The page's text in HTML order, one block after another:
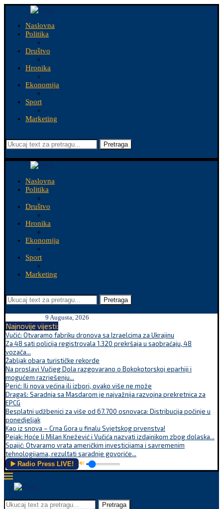
Naslovna
Politika
Društvo
Hronika
Ekonomija
Sport
Marketing
Pretraga
Naslovna
Politika
Društvo
Hronika
Ekonomija
Sport
Marketing
Pretraga
9 Augusta, 2026
Najnovije vijesti:
Vučić: Otvaramo fabriku dronova sa Izraelcima za Ukrajinu
Za 48 sati policija registrovala 1.320 prekršaja u saobraćaju, 48
vozača...
Žabljak obara turističke rekorde
Na proslavi Vučjeg Dola razgovarano o Bokokotorskoj eparhiji i
mogućem razrješenju...
Perić: Ili nova većina ili izbori, ovako više ne može
Dragaš: Saradnja sa Masdarom je najvažnija razvojna prekretnica za
EPCG
Besplatni udžbenici za više od 67.700 osnovaca: Distribucija počinje u
ponedjeljak
Kao iz snova – Crna Gora u finalu Svjetskog prvenstva!
Pejak: Hoće li Milan Knežević i Vučića nazvati izdajnikom zbog dolaska...
Spajić: Otvaramo vrata američkim investicijama i savremenim
tehnologijama, rezultati saradnje govoriće...
▶️ Radio Press LIVE! 🔊
Pretraga